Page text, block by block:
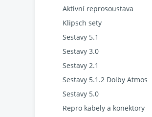
Aktivní reprosoustava
Klipsch sety
Sestavy 5.1
Sestavy 3.0
Sestavy 2.1
Sestavy 5.1.2 Dolby Atmos
Sestavy 5.0
Repro kabely a konektory